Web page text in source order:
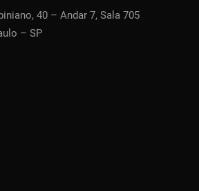
40 – Andar 7, Sala 705
– SP